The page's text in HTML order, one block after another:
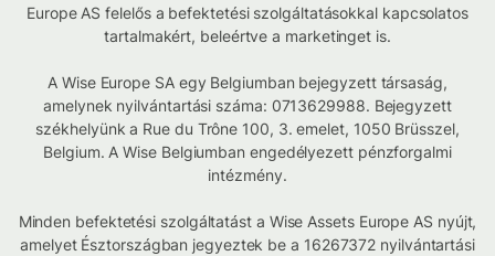
Europe AS felelős a befektetési szolgáltatásokkal kapcsolatos
tartalmakért, beleértve a marketinget is.
A Wise Europe SA egy Belgiumban bejegyzett társaság,
amelynek nyilvántartási száma: 0713629988. Bejegyzett
székhelyünk a Rue du Trône 100, 3. emelet, 1050 Brüsszel,
Belgium. A Wise Belgiumban engedélyezett pénzforgalmi
intézmény.
Minden befektetési szolgáltatást a Wise Assets Europe AS nyújt,
amelyet Észtországban jegyeztek be a 16267372 nyilvántartási